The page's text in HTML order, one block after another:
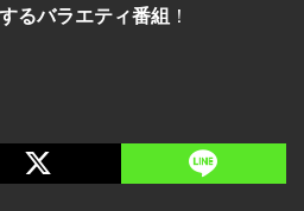
るバラエティ番組 ！